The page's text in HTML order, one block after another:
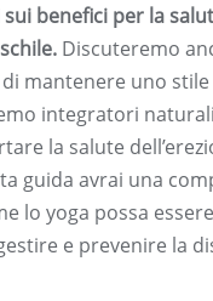
benefici per la
Discuteremo
mantenere uno
integratori
la salute
guida avrai una
lo yoga possa
e prevenire la